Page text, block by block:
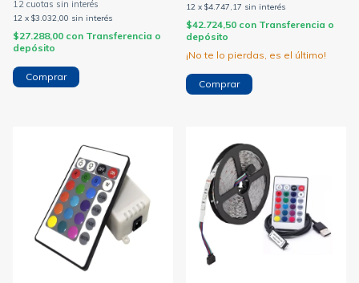
12 x $3.032,00 sin interés
$27.288,00 con Transferencia o
depósito
Comprar
12 x $4.747,17 sin interés
$42.724,50 con Transferencia o
depósito
¡No te lo pierdas, es el último!